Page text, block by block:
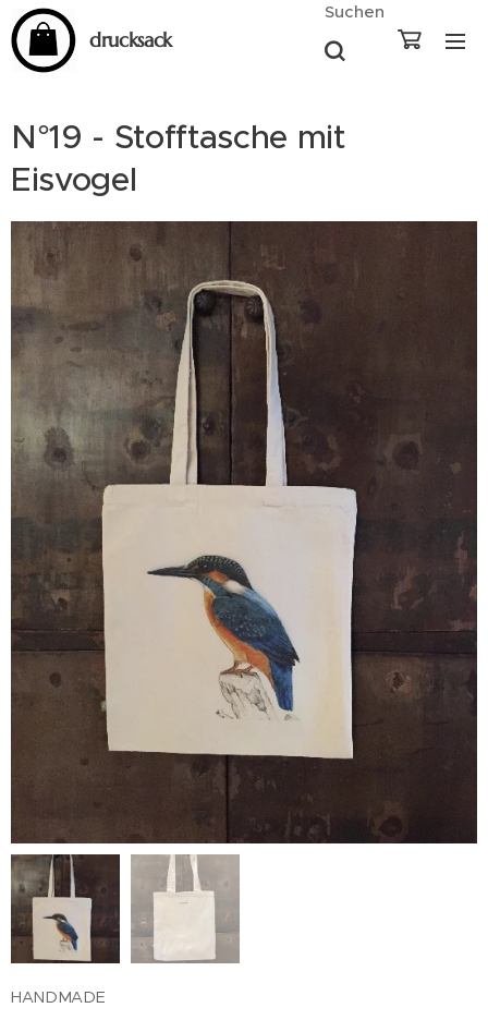
drucksack
Suchen
N°19 - Stofftasche mit
Eisvogel
HANDMADE